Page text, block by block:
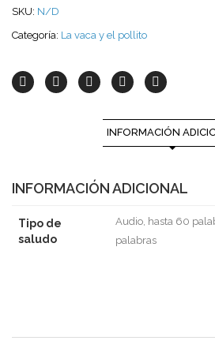
SKU: N/D
Categoría: La vaca y el pollito
INFORMACIÓN
INFORMACIÓN ADICIONAL
Tipo de
saludo
Audio, hasta 60
palabras